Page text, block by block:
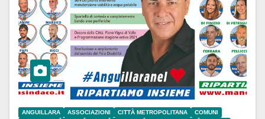
ANGUILLARA ASSOCIAZIONI CITTÀ METROPOLITANA
COMUNI